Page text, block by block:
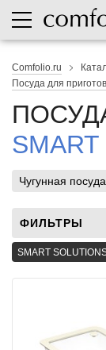
Comfolio.ru
Посуда для
Чугунная посуда
ФИЛЬТРЫ
SMART